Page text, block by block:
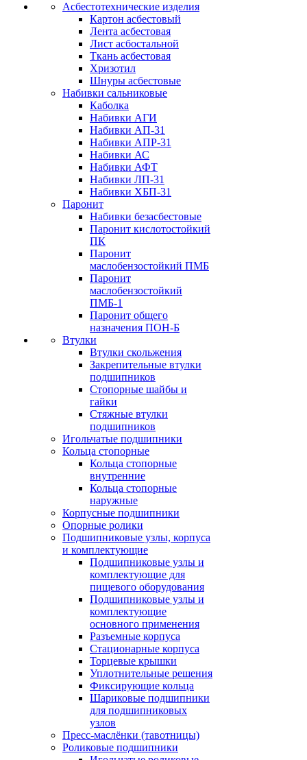
Асбестотехнические изделия
Картон асбестовый
Лента асбестовая
Лист асбостальной
Ткань асбестовая
Хризотил
Шнуры асбестовые
Набивки сальниковые
Каболка
Набивки АГИ
Набивки АП-31
Набивки АПР-31
Набивки АС
Набивки АФТ
Набивки ЛП-31
Набивки ХБП-31
Паронит
Набивки безасбестовые
Паронит кислотостойкий
ПК
Паронит
маслобензостойкий ПМБ
Паронит
маслобензостойкий
ПМБ-1
Паронит общего
назначения ПОН-Б
Втулки
Втулки скольжения
Закрепительные втулки
подшипников
Стопорные шайбы и
гайки
Стяжные втулки
подшипников
Игольчатые подшипники
Кольца стопорные
Кольца стопорные
внутренние
Кольца стопорные
наружные
Корпусные подшипники
Опорные ролики
Подшипниковые узлы, корпуса
и комплектующие
Подшипниковые узлы и
комплектующие для
пищевого оборудования
Подшипниковые узлы и
комплектующие
основного применения
Разъемные корпуса
Стационарные корпуса
Торцевые крышки
Уплотнительные решения
Фиксирующие кольца
Шариковые подшипники
для подшипниковых
узлов
Пресс-маслёнки (тавотницы)
Роликовые подшипники